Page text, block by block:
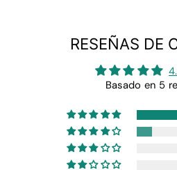
RESEÑAS DE
Basado en 5